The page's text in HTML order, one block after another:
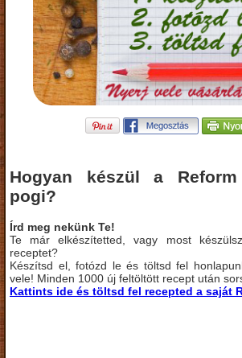
Hogyan készül a
pogi?
Írd meg nekünk Te!
Te már elkészítetted, vagy most
receptet?
Készítsd el, fotózd le és töltsd fel
vele! Minden 1000 új feltöltött recept után
Kattints ide és töltsd fel recepted a saját